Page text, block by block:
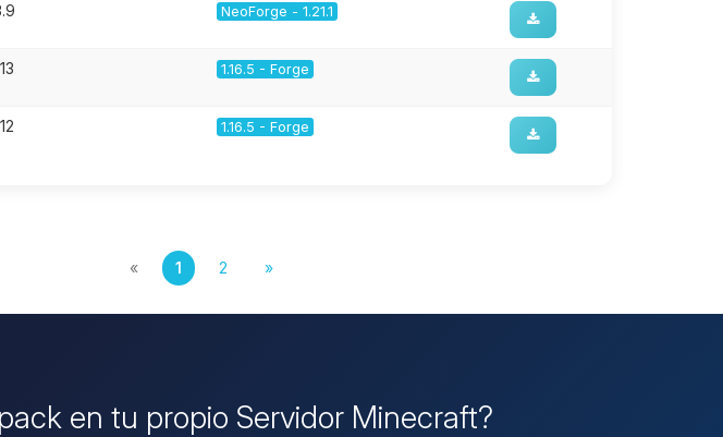
NeoForge - 1.21.1
1.16.5 - Forge
1.16.5 - Forge
« 1 2 »
en tu propio Servidor Minecraft?